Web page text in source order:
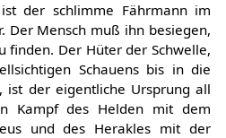
der schlimme Fährmann im
Der Mensch muß ihn besiegen,
finden. Der Hüter der Schwelle,
Schauens bis in die
ist der eigentliche Ursprung all
Kampf des Helden mit dem
und des Herakles mit der